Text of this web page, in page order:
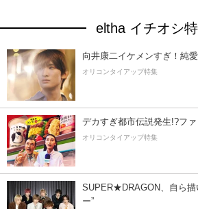
eltha イチオシ
向井康二イケメンすぎ！純
オリコンタイアップ特集
デカすぎ都市伝説発生!?フ
オリコンタイアップ特集
SUPER★DRAGON、自ら描
ー”